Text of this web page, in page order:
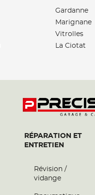
Gardanne
Marignane
Vitrolles
La Ciotat
RÉPARATION ET
ENTRETIEN
Révision /
vidange